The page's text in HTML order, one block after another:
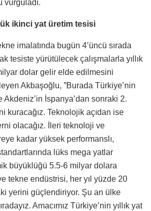
vurguladı.
ikinci yat üretim tesisi
imalatında bugün 4’üncü sırada
tesiste yürütülecek çalışmalarla yıllık
dolar gelir elde edilmesini
Akbaşoğlu, ”Burada Türkiye’nin
Akdeniz’in İspanya’dan sonraki 2.
kuracağız. Teknolojik açıdan ise
olacağız. İleri teknoloji ve
kadar yüksek performanslı,
lüks mega yatlar
büyüklüğü 5.5-6 milyar dolara
tekne endüstrisi, her yıl yüzde 20
yerini güçlendiriyor. Şu an ülke
Amacımız Türkiye’nin yıllık yat